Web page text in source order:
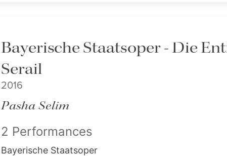
Bayerische Staatsoper - Die
Serail
2016
Pasha Selim
2 Performances
Bayerische Staatsoper